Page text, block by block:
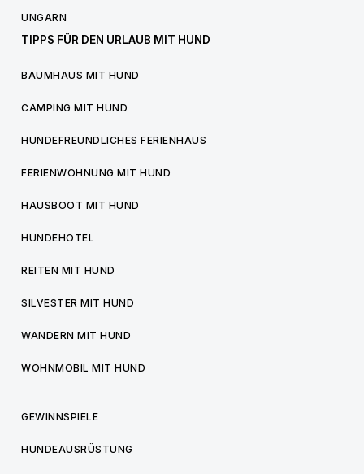
UNGARN
TIPPS FÜR DEN URLAUB MIT HUND
BAUMHAUS MIT HUND
CAMPING MIT HUND
HUNDEFREUNDLICHES FERIENHAUS
FERIENWOHNUNG MIT HUND
HAUSBOOT MIT HUND
HUNDEHOTEL
REITEN MIT HUND
SILVESTER MIT HUND
WANDERN MIT HUND
WOHNMOBIL MIT HUND
GEWINNSPIELE
HUNDEAUSRÜSTUNG